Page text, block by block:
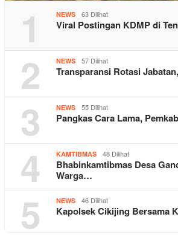
1 NEWS 63 Dilihat
Viral Postingan KDMP di
2 NEWS 57 Dilihat
Transparansi Rotasi
3 NEWS 55 Dilihat
Pangkas Cara Lama,
4 KAMTIBMAS 48 Dilihat
Bhabinkamtibmas Desa
Warga…
5 NEWS 46 Dilihat
Kapolsek Cikijing Bersama